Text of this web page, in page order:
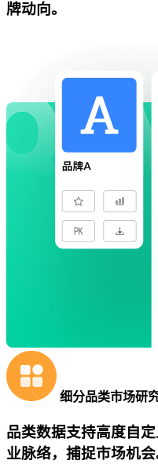
牌动向。
细分品类市场研
品类数据支持高度自
业脉络，捕捉市场机会